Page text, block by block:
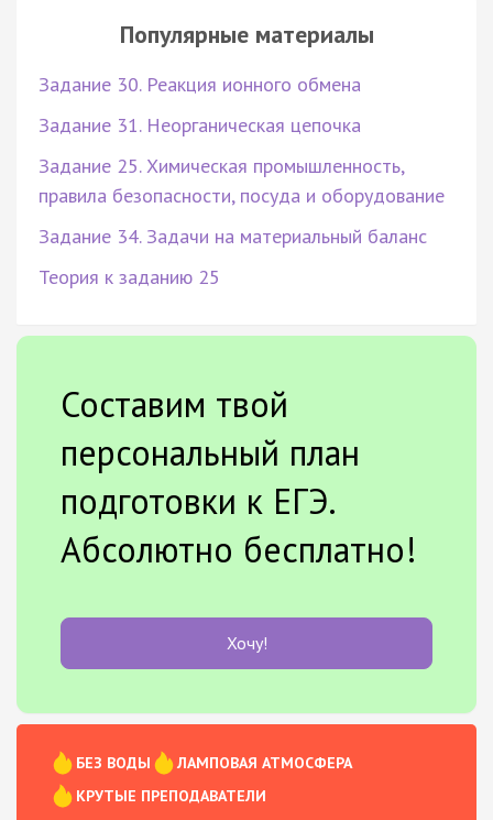
Популярные материалы
Задание 30. Реакция ионного обмена
Задание 31. Неорганическая цепочка
Задание 25. Химическая промышленность,
правила безопасности, посуда и оборудование
Задание 34. Задачи на материальный баланс
Теория к заданию 25
Составим твой
персональный план
подготовки к ЕГЭ.
Абсолютно бесплатно!
Хочу!
БЕЗ ВОДЫ
ЛАМПОВАЯ АТМОСФЕРА
КРУТЫЕ ПРЕПОДАВАТЕЛИ